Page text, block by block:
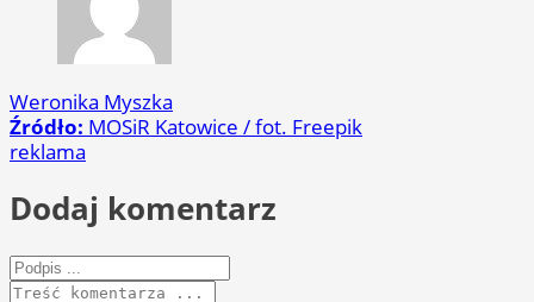
Weronika Myszka
Źródło: MOSiR Katowice / fot. Freepik
reklama
Dodaj komentarz